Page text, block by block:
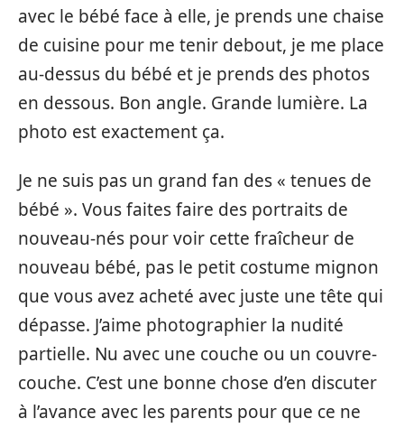
avec le bébé face à elle, je prends une chaise
de cuisine pour me tenir debout, je me place
au-dessus du bébé et je prends des photos
en dessous. Bon angle. Grande lumière. La
photo est exactement ça.
Je ne suis pas un grand fan des « tenues de
bébé ». Vous faites faire des portraits de
nouveau-nés pour voir cette fraîcheur de
nouveau bébé, pas le petit costume mignon
que vous avez acheté avec juste une tête qui
dépasse. J’aime photographier la nudité
partielle. Nu avec une couche ou un couvre-
couche. C’est une bonne chose d’en discuter
à l’avance avec les parents pour que ce ne